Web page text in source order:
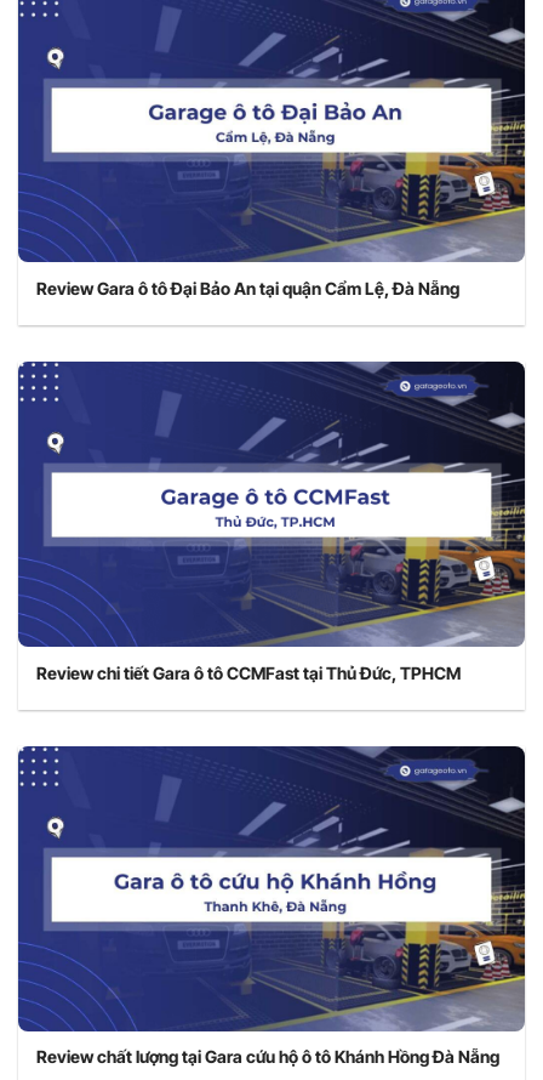
Review Gara ô tô Đại Bảo An tại quận Cẩm Lệ, Đà Nẵng
Review chi tiết Gara ô tô CCMFast tại Thủ Đức, TPHCM
Review chất lượng tại Gara cứu hộ ô tô Khánh Hồng Đà Nẵng